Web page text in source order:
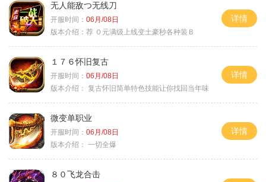
无人能敌つ无线刀
开服时间： 06月/08日
版本介绍： 荐 ０元满级上线变土豪秒各种装Ｂ
详情
１７６怀旧复古
开服时间： 06月/08日
版本介绍： 复古怀旧简单特色技能让你找回当年味
详情
微变单职业
开服时间： 06月/08日
版本介绍： 一切全爆
详情
８０飞龙合击